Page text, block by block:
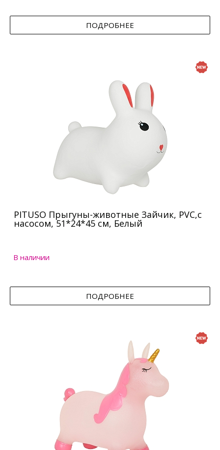
ПОДРОБНЕЕ
PITUSO Прыгуны-животные Зайчик, PVC,с
насосом, 51*24*45 см, Белый
В наличии
ПОДРОБНЕЕ